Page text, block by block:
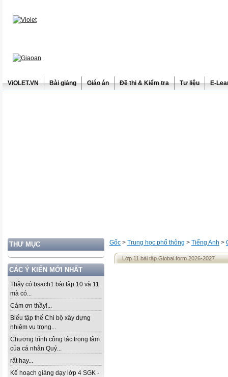
ViOLET.VN Bài giảng Giáo án Đề thi & Kiểm tra Tư liệu E-
THƯ MỤC
CÁC Ý KIẾN MỚI NHẤT
Thầy có bsach1 bài tập 10 và 11
mà có...
Cảm ơn thầy!...
Biểu tập thể Chi bộ xây dựng
nhiệm vụ trọng...
Chương trình công tác trọng tâm
của cá nhân Quý...
rất hay...
Kế hoạch giảng dạy lớp 4 SGK -
Gốc > Trung học phổ thông > Tiếng Anh >
Lớp 11 bài tập Global form 2026-2027